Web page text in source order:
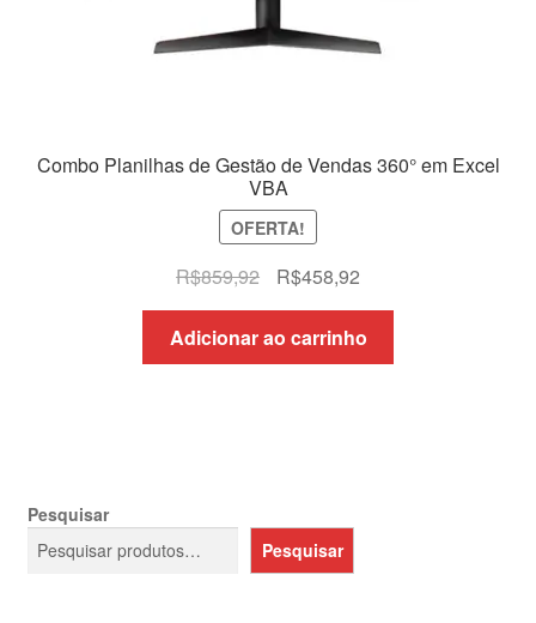
Combo Planilhas de Gestão de Vendas 360° em Excel
VBA
OFERTA!
R$859,92
O
preço
original
era:
R$458,92O
preço
atual
é:
Adicionar ao carrinho
Pesquisar
Pesquisar